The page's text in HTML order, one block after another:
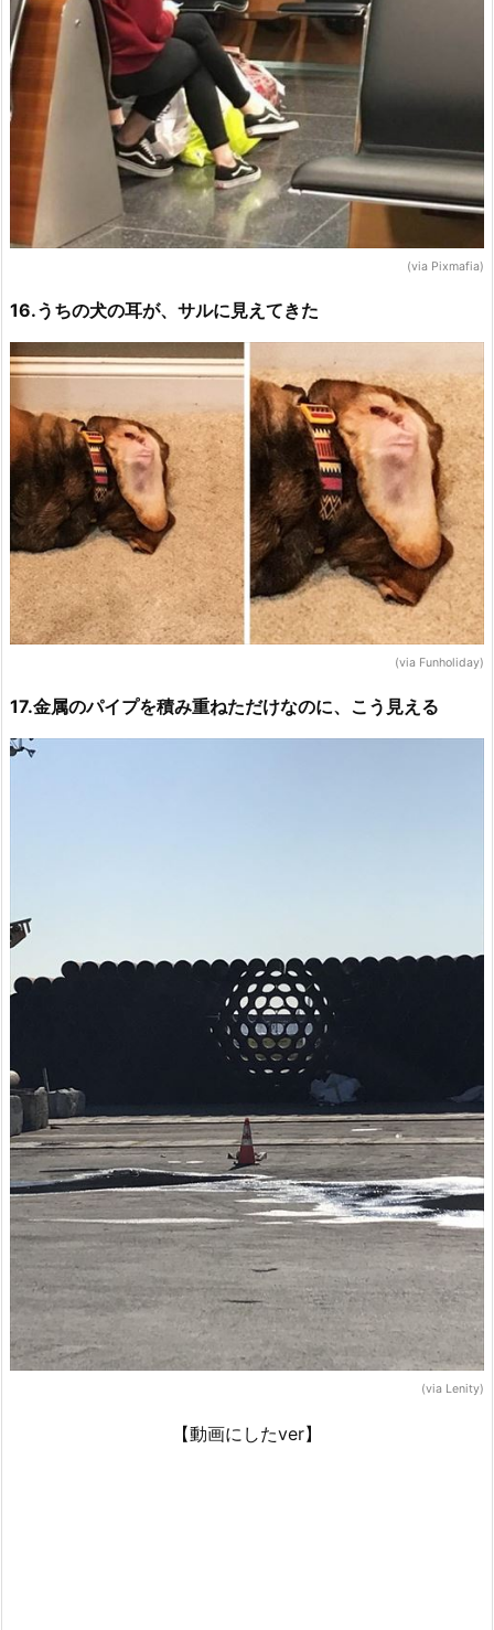
(via Pixmafia)
16.うちの犬の耳が、サルに見えてきた
(via Funholiday)
17.金属のパイプを積み重ねただけなのに、こう見える
(via Lenity)
【動画にしたver】